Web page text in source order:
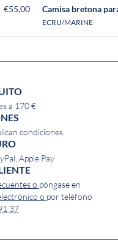
€55,00 Camisa bretona
ECRU/MARINE
a 170 €
condiciones.
Apple Pay
o póngase en
o por teléfono
37